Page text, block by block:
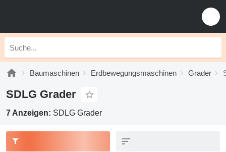
Baumaschinen Erdbewegungsmaschinen Grader
SDLG Grader
7 Anzeigen: SDLG Grader